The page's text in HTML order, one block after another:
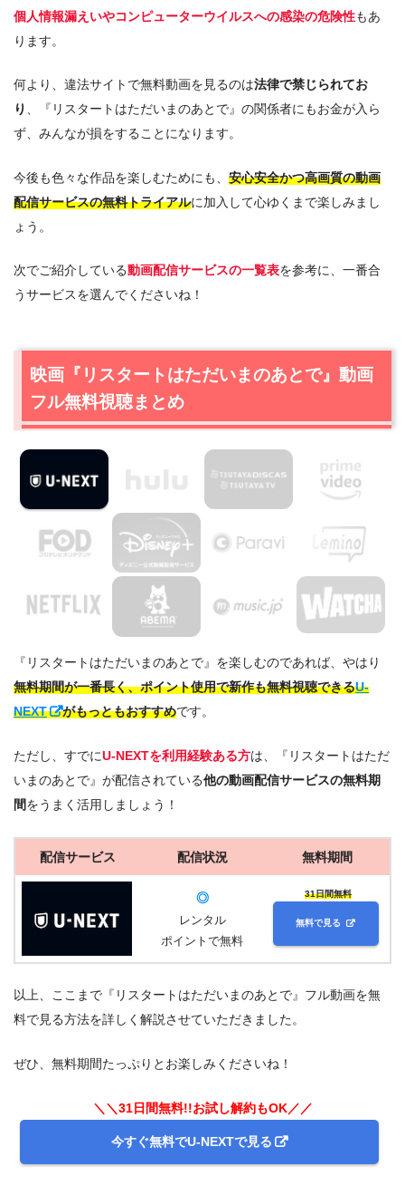
個人情報漏えいやコンピューターウイルスへの感染の危険性もあ
ります。
何より、違法サイトで無料動画を見るのは法律で禁じられてお
り
、『リスタートはただいまのあとで』の関係者にもお金が入ら
ず、みんなが損をすることになります。
今後も色々な作品を楽しむためにも、 安心安全かつ高画質の動画
配信サービスの無料トライアルに加入して心ゆくまで楽しみまし
ょう。
次でご紹介している動画配信サービスの一覧表を参考に、一番合
うサービスを選んでくださいね！
映画『リスタートはただいまのあとで』動画
フル無料視聴まとめ
『リスタートはただいまのあとで』を楽しむのであれば、やはり
無料期間が一番長く、ポイント使用で新作も無料視聴できるU-
NEXT
がもっともおすすめです。
ただし、すでにU-NEXTを利用経験ある方は、『リスタートはただ
いまのあとで』が配信されている他の動画配信サービスの無料期
間をうまく活用しましょう！
配信サービス 配信状況 無料期間
◎
レンタル
ポイントで無料
31日間無料
無料で見る
以上、ここまで『リスタートはただいまのあとで』フル動画を無
料で見る方法を詳しく解説させていただきました。
ぜひ、無料期間たっぷりとお楽しみくださいね！
＼＼31日間無料!!お試し解約もOK／／
今すぐ無料でU-NEXTで見る